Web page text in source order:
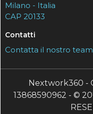
Milano - Italia
CAP 20133
Contatti
Contatta il nostro
Nextwork360 -
13868590962 - ©